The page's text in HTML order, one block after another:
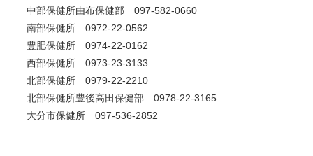
中部保健所由布保健部 097-582-0660
南部保健所 0972‐22‐0562
豊肥保健所 0974‐22‐0162
西部保健所 0973‐23‐3133
北部保健所 0979‐22‐2210
北部保健所豊後高田保健部 0978-22-3165
大分市保健所 097-536-2852